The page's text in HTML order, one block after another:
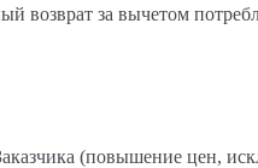
возврат за вычетом
(повышение цен,